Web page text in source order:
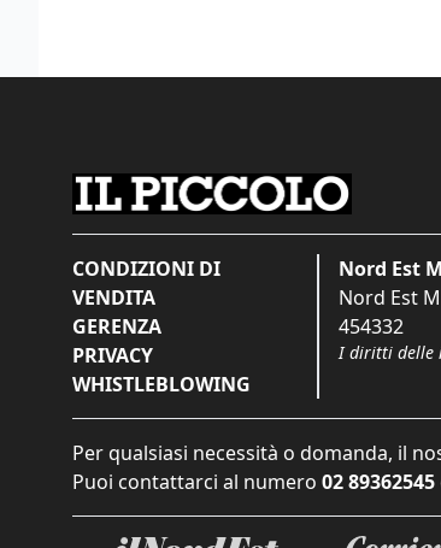
CONDIZIONI DI
VENDITA
GERENZA
PRIVACY
WHISTLEBLOWING
Nord Est
Nord Est
454332
I diritti delle
Per qualsiasi necessità o domanda, il
Puoi contattarci al numero 02 89362545